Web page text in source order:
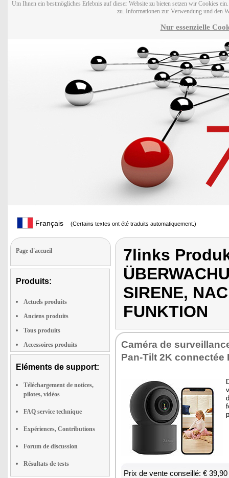
Um Ihnen ein bestmögliches Erlebnis auf dieser Website zu bieten setzen wir Cookies
zu. Informationen zur Verwendung und den
Nur essenzielle
Français (Certains textes ont été traduits automatiquement.)
Page d'accueil
Produits:
Actuels produits
Anciens produits
Tous produits
Accessoires produits
Eléments de support:
Téléchargement de notices,
pilotes, vidéos
FAQ service technique
Expériences, Contributions
Forum de discussion
Résultats de tests
7links
SIRENE,
FUNKTION
Caméra de
Pan-Tilt 2K connec­tée
Prix de vente conseillé: € 39,90